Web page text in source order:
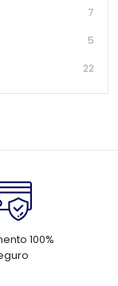
7
5
22
100%